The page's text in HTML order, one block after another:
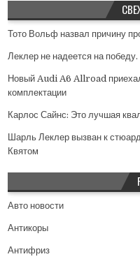
Тото Вольф назвал причину
Леклер не надеется на
Новый Audi A6 Allroad
комплектации
Карлос Сайнс: Это лучшая
Шарль Леклер вызван к
Квятом
Авто новости
Антикоры
Антифриз